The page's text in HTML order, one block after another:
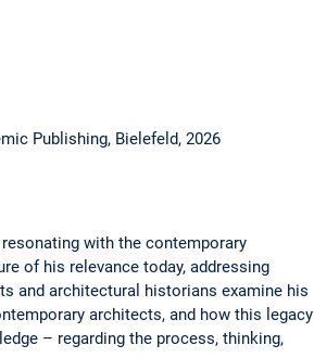
Publishing, Bielefeld, 2026
with the contemporary
of his relevance today, addressing
and architectural historians examine his
architects, and how this legacy
– regarding the process, thinking,